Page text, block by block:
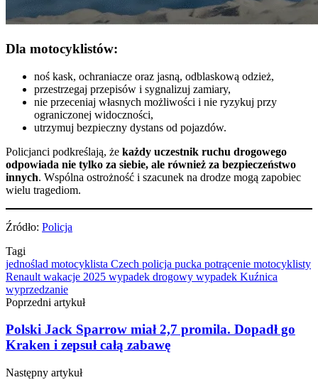
Dla motocyklistów:
noś kask, ochraniacze oraz jasną, odblaskową odzież,
przestrzegaj przepisów i sygnalizuj zamiary,
nie przeceniaj własnych możliwości i nie ryzykuj przy
ograniczonej widoczności,
utrzymuj bezpieczny dystans od pojazdów.
Policjanci podkreślają, że każdy uczestnik ruchu drogowego
odpowiada nie tylko za siebie, ale również za bezpieczeństwo
innych. Wspólna ostrożność i szacunek na drodze mogą zapobiec
wielu tragediom.
Źródło: Policja
Tagi
jednoślad motocyklista Czech policja pucka potrącenie motocyklisty
Renault wakacje 2025 wypadek drogowy wypadek Kuźnica
wyprzedzanie
Poprzedni artykuł
Polski Jack Sparrow miał 2,7 promila. Dopadł go
Kraken i zepsuł całą zabawę
Następny artykuł